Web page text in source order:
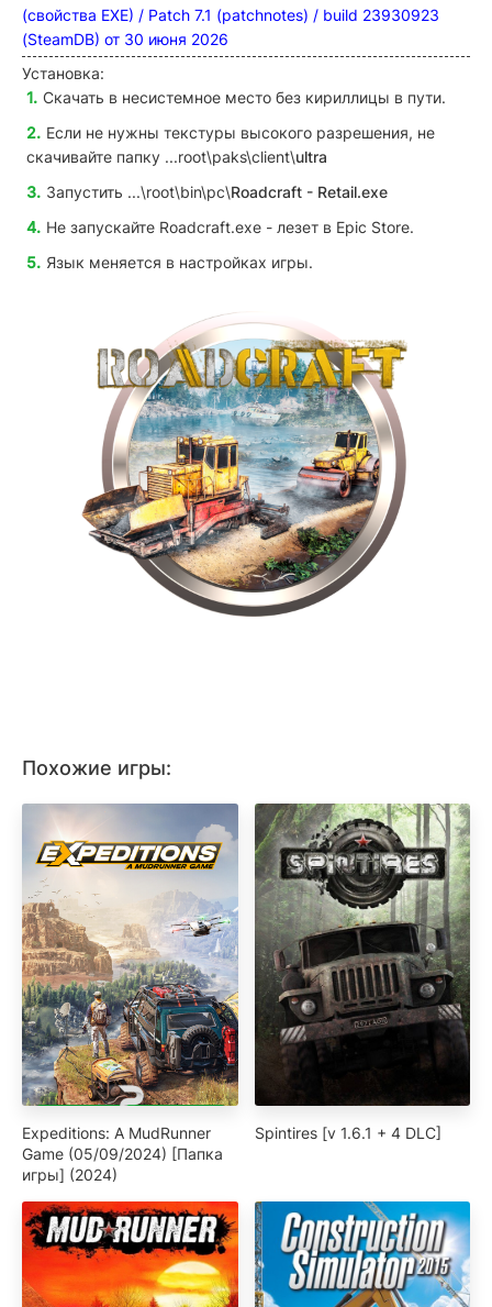
(свойства EXE) / Patch 7.1 (patchnotes) / build 23930923
(SteamDB) от 30 июня 2026
Установка:
Скачать в несистемное место без кириллицы в пути.
Если не нужны текстуры высокого разрешения, не
скачивайте папку ...root\paks\client\ultra
Запустить ...\root\bin\pc\Roadcraft - Retail.exe
Не запускайте Roadcraft.exe - лезет в Epic Store.
Язык меняется в настройках игры.
Похожие игры:
Expeditions: A MudRunner
Game (05/09/2024) [Папка
игры] (2024)
Spintires [v 1.6.1 + 4 DLC]